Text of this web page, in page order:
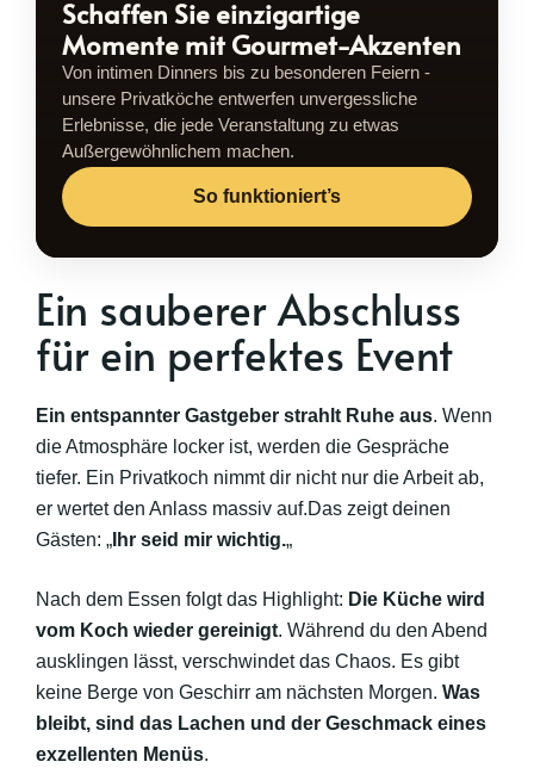
Schaffen Sie einzigartige
Momente mit Gourmet-Akzenten
Von intimen Dinners bis zu besonderen Feiern -
unsere Privatköche entwerfen unvergessliche
Erlebnisse, die jede Veranstaltung zu etwas
Außergewöhnlichem machen.
So funktioniert’s
Ein sauberer Abschluss
für ein perfektes Event
Ein entspannter Gastgeber strahlt Ruhe aus. Wenn
die Atmosphäre locker ist, werden die Gespräche
tiefer. Ein Privatkoch nimmt dir nicht nur die Arbeit ab,
er wertet den Anlass massiv auf.Das zeigt deinen
Gästen: „ Ihr seid mir wichtig.„
Nach dem Essen folgt das Highlight: Die Küche wird
vom Koch wieder gereinigt. Während du den Abend
ausklingen lässt, verschwindet das Chaos. Es gibt
keine Berge von Geschirr am nächsten Morgen. Was
bleibt, sind das Lachen und der Geschmack eines
exzellenten Menüs.